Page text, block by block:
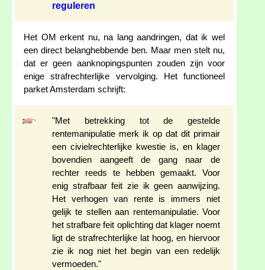
reguleren
Het OM erkent nu, na lang aandringen, dat ik wel
een direct belanghebbende ben. Maar men stelt nu,
dat er geen aanknopingspunten zouden zijn voor
enige strafrechterlijke vervolging. Het functioneel
parket Amsterdam schrijft:
"Met betrekking tot de gestelde
rentemanipulatie merk ik op dat dit primair
een civielrechterlijke kwestie is, en klager
bovendien aangeeft de gang naar de
rechter reeds te hebben gemaakt. Voor
enig strafbaar feit zie ik geen aanwijzing.
Het verhogen van rente is immers niet
gelijk te stellen aan rentemanipulatie. Voor
het strafbare feit oplichting dat klager noemt
ligt de strafrechterlijke lat hoog, en hiervoor
zie ik nog niet het begin van een redelijk
vermoeden."